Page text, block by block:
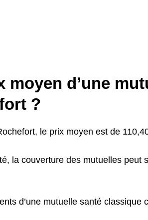
moyen d’une
?
le prix moyen est de
la couverture des mutuelles peut
d’une mutuelle santé classique